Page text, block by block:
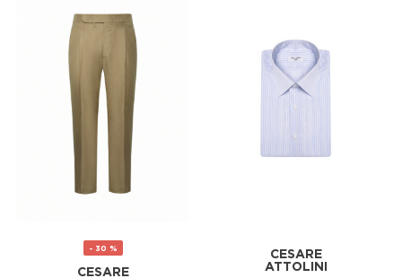
- 30 %
CESARE
CESARE
ATTOLINI